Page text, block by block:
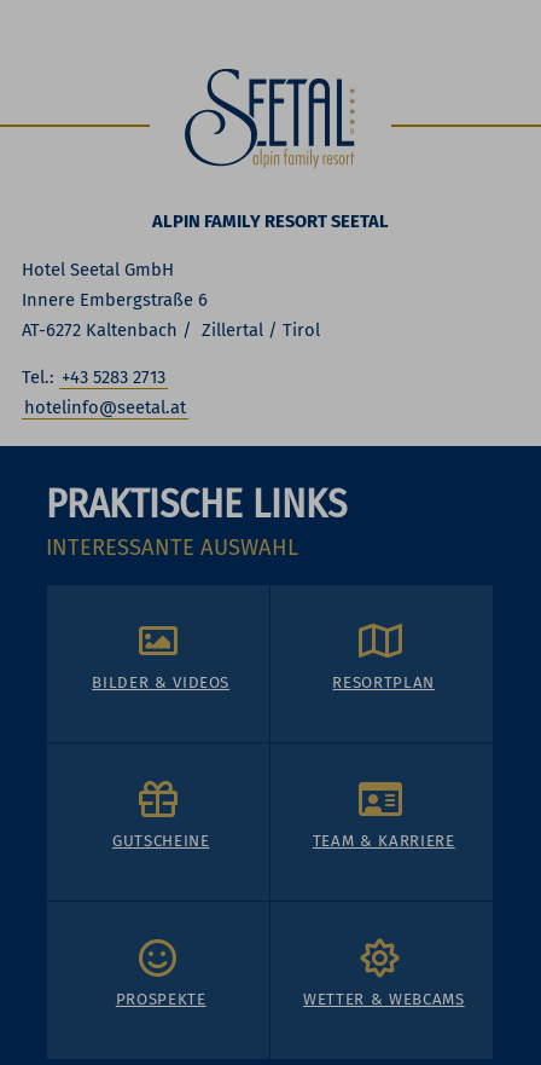
ALPIN FAMILY RESORT SEETAL
Hotel Seetal GmbH
Innere Embergstraße 6
AT-6272 Kaltenbach / Zillertal / Tirol
Tel.: +43 5283 2713
hotelinfo@seetal.at
PRAKTISCHE LINKS
INTERESSANTE AUSWAHL
BILDER & VIDEOS RESORTPLAN
GUTSCHEINE TEAM & KARRIERE
PROSPEKTE WETTER & WEBCAMS